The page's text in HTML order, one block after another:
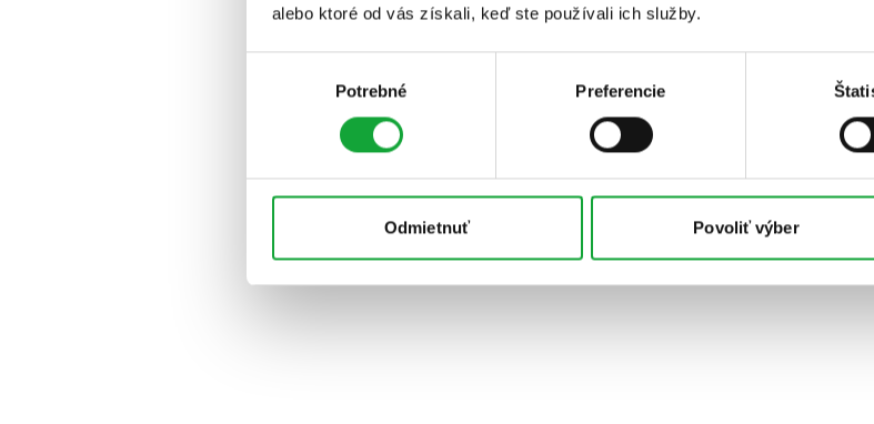
alebo ktoré od vás získali, keď ste používali ich služby.
Potrebné Preferencie
Odmietnuť Povoliť výber